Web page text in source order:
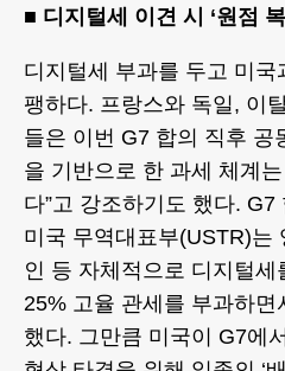
■ 디지털세 이견 시 ‘원점 복
디지털세 부과를 두고 미
팽하다. 프랑스와 독일, 이
들은 이번 G7 합의 직후 공
을 기반으로 한 과세 체계
다”고 강조하기도 했다.
미국 무역대표부(USTR)는
인 등 자체적으로 디지털세
25% 고율 관세를 부과하면
했다. 그만큼 미국이 G7에